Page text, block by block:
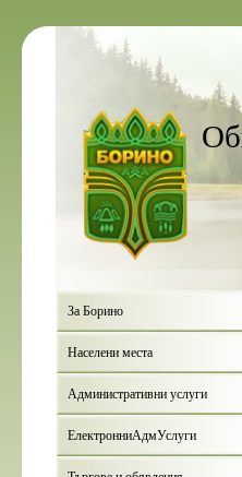
За Борино
Населени места
Административни услуги
ЕлектронниАдмУслуги